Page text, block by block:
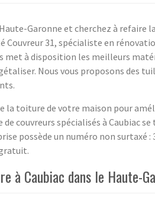
Garonne et cherchez à refaire
Couvreur 31, spécialiste en
met à disposition les meilleurs
Nous vous proposons des
la toiture de votre maison pour
de couvreurs spécialisés à Caubiac
possède un numéro non surtaxé
à Caubiac dans le Haute-